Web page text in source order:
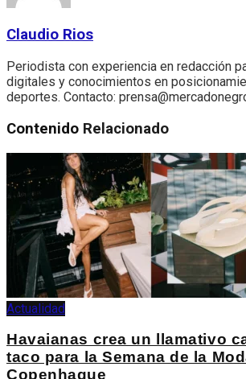
Claudio Rios
Periodista con experiencia en redacción
digitales y conocimientos en
deportes. Contacto:
Contenido Relacionado
Actualidad
Havaianas crea un llamativo
taco para la Semana de la
Copenhague